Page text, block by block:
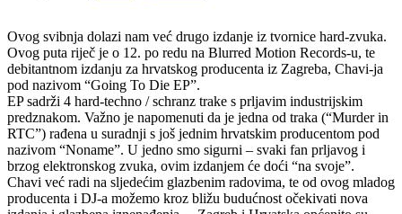
Ovog svibnja dolazi nam već drugo izdanje iz tvornice hard-zvuka.
Ovog puta riječ je o 12. po redu na Blurred Motion Records-u, te
debitantnom izdanju za hrvatskog producenta iz Zagreba, Chavi-ja
pod nazivom “Going To Die EP”.
EP sadrži 4 hard-techno / schranz trake s prljavim industrijskim
predznakom. Važno je napomenuti da je jedna od traka (“Murder in
RTC”) rađena u suradnji s još jednim hrvatskim producentom pod
nazivom “Noname”. U jedno smo sigurni – svaki fan prljavog i
brzog elektronskog zvuka, ovim izdanjem će doći “na svoje”.
Chavi već radi na sljedećim glazbenim radovima, te od ovog mladog
producenta i DJ-a možemo kroz bližu budućnost očekivati nova